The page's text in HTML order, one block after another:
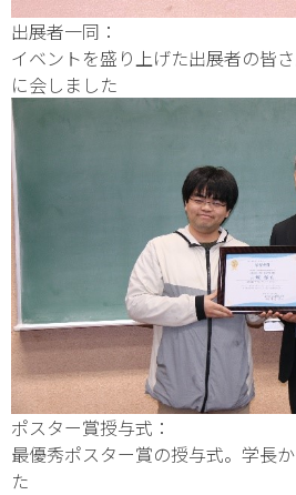
出展者一同：
イベントを盛り上げた出展者の皆
に会しました
ポスター賞授与式：
最優秀ポスター賞の授与式。学長
た